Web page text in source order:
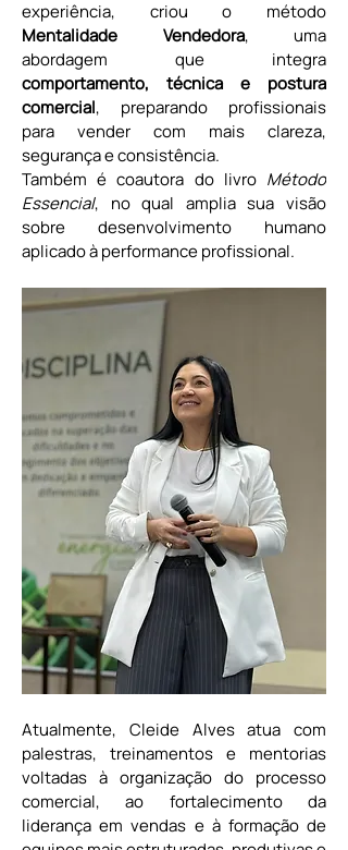
Mentalidade Vendedora, uma
comportamento, técnica e postura
comercial, preparando profissionais
para vender com mais clareza,
segurança e consistência.
Também é coautora do livro Método
Essencial, no qual amplia sua visão
sobre desenvolvimento humano
aplicado à performance profissional.
Atualmente, Cleide Alves atua com
palestras, treinamentos e mentorias
voltadas à organização do processo
comercial, ao fortalecimento da
liderança em vendas e à formação de